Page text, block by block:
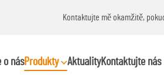
Kontaktujte mě okamžitě,
násProdukty AktualityKontaktujte nás